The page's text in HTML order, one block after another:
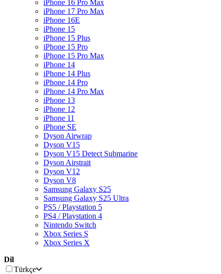
iPhone 16 Pro Max
iPhone 17 Pro Max
iPhone 16E
iPhone 15
iPhone 15 Plus
iPhone 15 Pro
iPhone 15 Pro Max
iPhone 14
iPhone 14 Plus
iPhone 14 Pro
iPhone 14 Pro Max
iPhone 13
iPhone 12
iPhone 11
iPhone SE
Dyson Airwrap
Dyson V15
Dyson V15 Detect Submarine
Dyson Airstrait
Dyson V12
Dyson V8
Samsung Galaxy S25
Samsung Galaxy S25 Ultra
PS5 / Playstation 5
PS4 / Playstation 4
Nintendo Switch
Xbox Series S
Xbox Series X
Dil
Türkçe